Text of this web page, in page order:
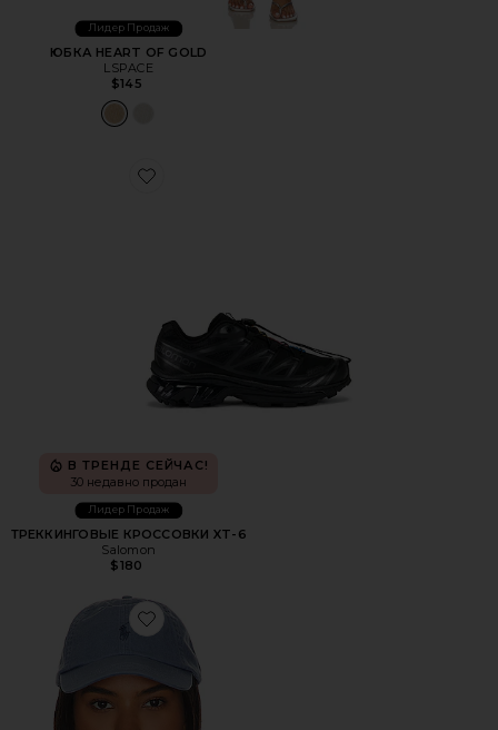
Лидер Продаж
ЮБКА HEART OF GOLD
LSPACE
$145
Favorite ТРЕККИНГОВЫЕ КРОССОВКИ XT-6
В ТРЕНДЕ СЕЙЧАС!
30 недавно продан
Лидер Продаж
ТРЕККИНГОВЫЕ КРОССОВКИ XT-6
Salomon
$180
Favorite ШЛЯПА